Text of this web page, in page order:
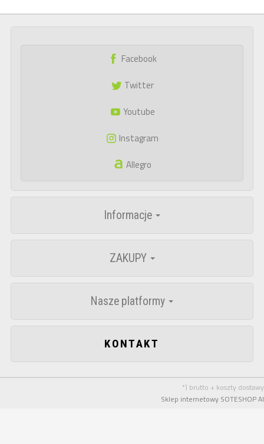
Facebook
Twitter
Youtube
Instagram
Allegro
Informacje
ZAKUPY
Nasze platformy
KONTAKT
*) brutto + koszty dostawy
Sklep internetowy SOTESHOP AI